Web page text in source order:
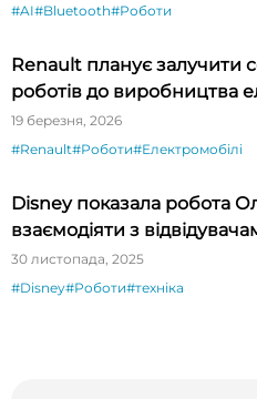
#AI#Bluetooth#Роботи
Renault планує залучити
роботів до виробництва
19 березня, 2026
#Renault#Роботи#Електромобілі
Disney показала робота
взаємодіяти з
30 листопада, 2025
#Disney#Роботи#техніка